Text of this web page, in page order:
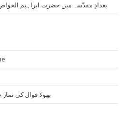
بغدادِ مقدّسہ میں حضرت ابراہیم
بھولا قوال کی نماز